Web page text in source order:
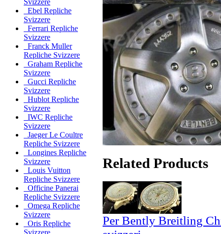
Svizzere
Ebel Repliche
Svizzere
Ferrari Repliche
Svizzere
Franck Muller
Repliche Svizzere
Graham Repliche
Svizzere
Gucci Repliche
Svizzere
Hublot Repliche
Svizzere
IWC Repliche
Svizzere
Jaeger Le Coultre
Repliche Svizzere
Longines Repliche
Svizzere
Louis Vuitton
Repliche Svizzere
Officine Panerai
Repliche Svizzere
Omega Repliche
Svizzere
Oris Repliche
Related Products
Per Bently Breitling